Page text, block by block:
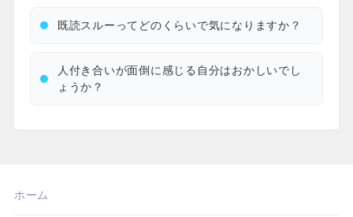
既読スルーってどのくらいで気になりますか？
人付き合いが面倒に感じる自分はおかしいでし
ょうか？
ホーム